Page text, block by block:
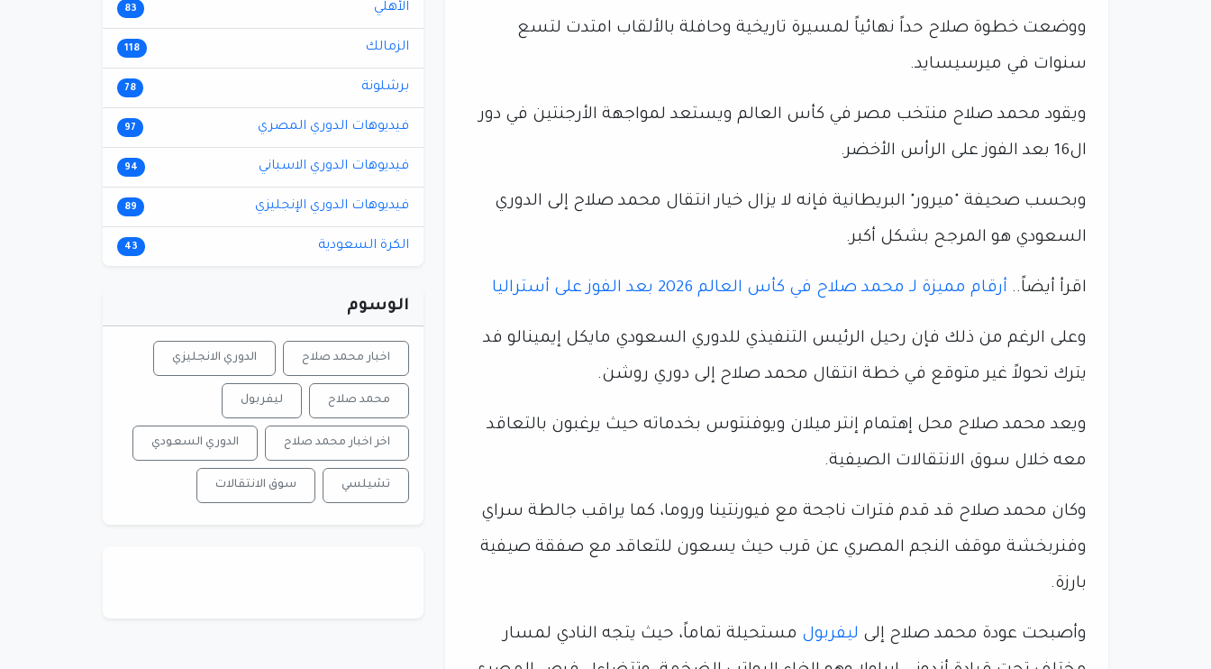
ووضعت خطوة صلاح حداً نهائياً لمسيرة تاريخية وحافلة بالألقاب امتدت لتسع
سنوات في ميرسيسايد.
ويقود محمد صلاح منتخب مصر في كأس العالم ويستعد لمواجهة الأرجنتين في دور
ال16 بعد الفوز على الرأس الأخضر.
وبحسب صحيفة "ميرور" البريطانية فإنه لا يزال خيار انتقال محمد صلاح إلى الدوري
السعودي هو المرجح بشكل أكبر.
اقرأ أيضاً.. أرقام مميزة لـ محمد صلاح في كأس العالم 2026 بعد الفوز على أستراليا
وعلى الرغم من ذلك فإن رحيل الرئيس التنفيذي للدوري السعودي مايكل إيمينالو فد
يترك تحولاً غير متوقع في خطة انتقال محمد صلاح إلى دوري روشن.
ويعد محمد صلاح محل إهتمام إنتر ميلان ويوفنتوس بخدماته حيث يرغبون بالتعاقد
معه خلال سوق الانتقالات الصيفية.
وكان محمد صلاح قد قدم فترات ناجحة مع فيورنتينا وروما، كما يراقب جالطة سراي
وفنربخشة موقف النجم المصري عن قرب حيث يسعون للتعاقد مع صفقة صيفية
بارزة.
وأصبحت عودة محمد صلاح إلى ليفربول مستحيلة تماماً، حيث يتجه النادي لمسار
الأهلي 83
الزمالك 118
برشلونة 78
فيديوهات الدوري المصري 97
فيديوهات الدوري الاسباني 94
فيديوهات الدوري الإنجليزي 89
الكرة السعودية 43
الوسوم
اخبار محمد صلاح الدوري الانجليزي
محمد صلاح ليفربول
اخر اخبار محمد صلاح الدوري السعودي
تشيلسي سوق الانتقالات